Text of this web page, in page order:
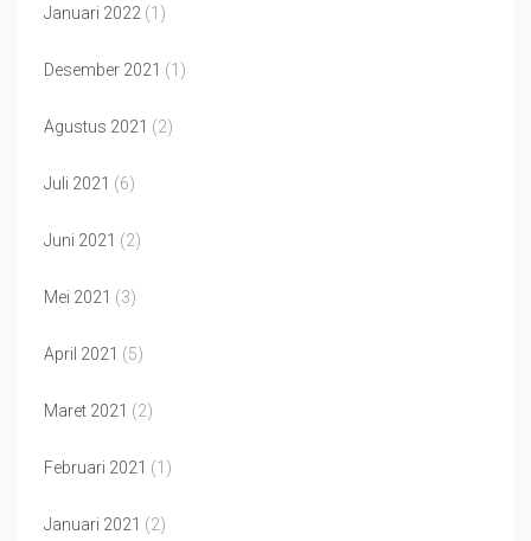
Januari 2022 (1)
Desember 2021 (1)
Agustus 2021 (2)
Juli 2021 (6)
Juni 2021 (2)
Mei 2021 (3)
April 2021 (5)
Maret 2021 (2)
Februari 2021 (1)
Januari 2021 (2)